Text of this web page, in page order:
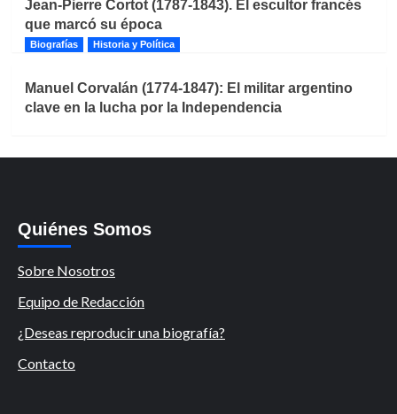
Jean-Pierre Cortot (1787-1843). El escultor francés
que marcó su época
Biografías Historia y Política
Manuel Corvalán (1774-1847): El militar argentino
clave en la lucha por la Independencia
Quiénes Somos
Sobre Nosotros
Equipo de Redacción
¿Deseas reproducir una biografía?
Contacto